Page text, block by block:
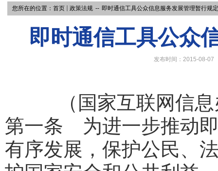
您所在的位置： 首页 政策法规 -- 即时通信工具公众信息服务发展管理暂行规定
即时通信工具公众
发布时间：2015-08-07
（国家互联网信
第一条 为进一步推动
有序发展，保护公民、